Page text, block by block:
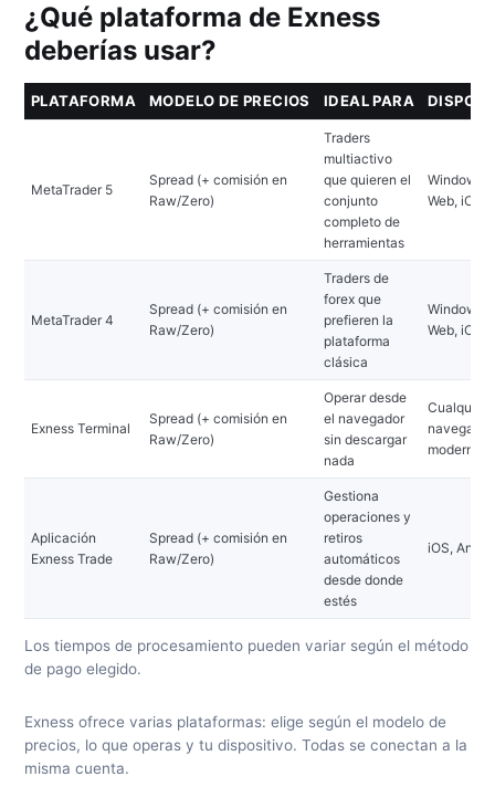
¿Qué plataforma de Exness
deberías usar?
PLATAFORMA MODELO DE PRECIOS IDEAL PARA
MetaTrader 5
Spread (+ comisión en
Raw/Zero)
Traders
multiactivo
que quieren el
conjunto
completo de
herramientas
Windows,
Web, iOS,
MetaTrader 4
Spread (+ comisión en
Raw/Zero)
Traders de
forex que
prefieren la
plataforma
clásica
Windows,
Web, iOS,
Exness Terminal
Spread (+ comisión en
Raw/Zero)
Operar desde
el navegador
sin descargar
nada
Cualquier
moderno
Aplicación
Exness Trade
Spread (+ comisión en
Raw/Zero)
Gestiona
operaciones y
retiros
automáticos
desde donde
estés
iOS,
Los tiempos de procesamiento pueden variar según el método
de pago elegido.
Exness ofrece varias plataformas: elige según el modelo de
precios, lo que operas y tu dispositivo. Todas se conectan a la
misma cuenta.